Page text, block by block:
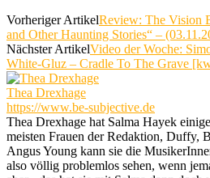
Vorheriger ArtikelReview: The Vision
and Other Haunting Stories“ –
Nächster ArtikelVideo der Woche:
White-Gluz – Cradle To The Grave
Thea Drexhage
https://www.be-subjective.de
Thea Drexhage hat Salma Hayek
meisten Frauen der Redaktion, Duffy,
Angus Young kann sie die
also völlig problemlos sehen, wenn